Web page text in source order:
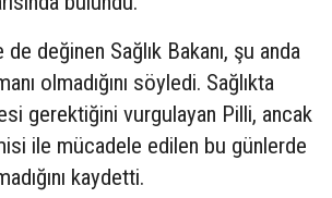
de değinen Sağlık Bakanı, şu anda
olmadığını söyledi. Sağlıkta
gerektiğini vurgulayan Pilli, ancak
ile mücadele edilen bu günlerde
kaydetti.